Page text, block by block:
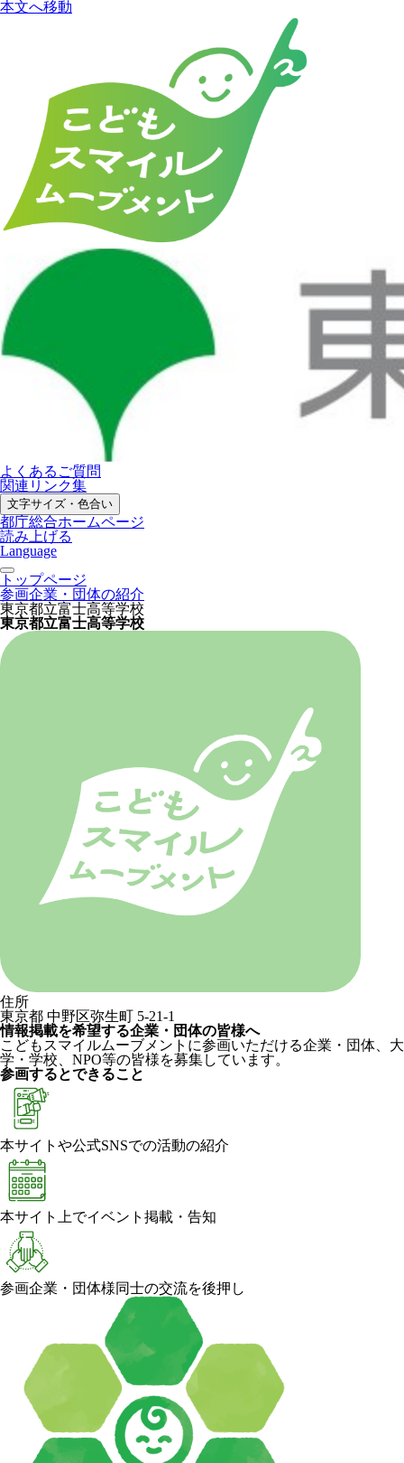
本文へ移動
よくあるご質問
関連リンク集
文字サイズ・色合い
都庁総合ホームページ
読み上げる
Language
トップページ
参画企業・団体の紹介
東京都立富士高等学校
東京都立富士高等学校
住所
東京都 中野区弥生町 5-21-1
情報掲載を希望する企業・団体の皆様へ
こどもスマイルムーブメントに参画いただける企業・団体、大
学・学校、NPO等の皆様を募集しています。
参画するとできること
本サイトや公式SNSでの活動の紹介
本サイト上でイベント掲載・告知
参画企業・団体様同士の交流を後押し